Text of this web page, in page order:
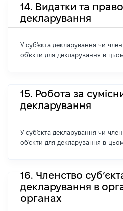
14. Видатки та
декларування
У суб'єкта декларування чи
об'єкти для декларування в
15. Робота за
декларування
У суб'єкта декларування чи
об'єкти для декларування в
16. Членство
декларування в
органах